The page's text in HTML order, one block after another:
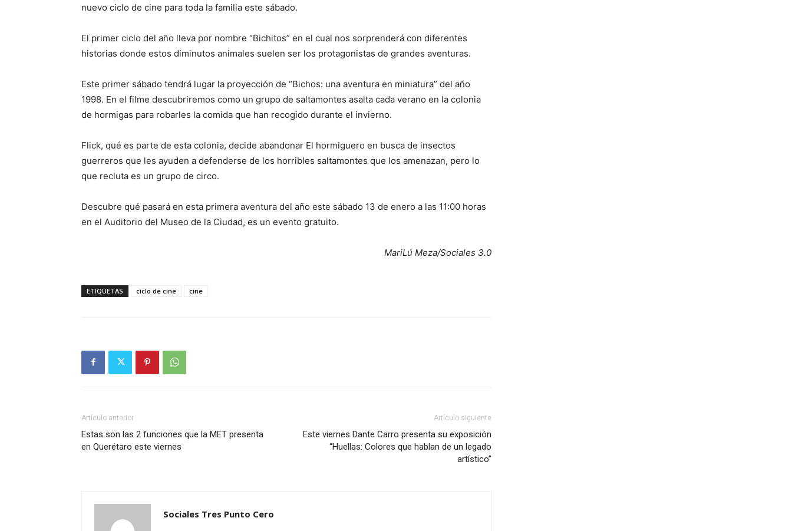
nuevo ciclo de cine para toda la familia este sábado.
El primer ciclo del año lleva por nombre “Bichitos” en el cual nos sorprenderá con diferentes
historias donde estos diminutos animales suelen ser los protagonistas de grandes aventuras.
Este primer sábado tendrá lugar la proyección de “Bichos: una aventura en miniatura” del año
1998. En el filme descubriremos como un grupo de saltamontes asalta cada verano en la colonia
de hormigas para robarles la comida que han recogido durante el invierno.
Flick, qué es parte de esta colonia, decide abandonar El hormiguero en busca de insectos
guerreros que les ayuden a defenderse de los horribles saltamontes que los amenazan, pero lo
que recluta es un grupo de circo.
Descubre qué pasará en esta primera aventura del año este sábado 13 de enero a las 11:00 horas
en el Auditorio del Museo de la Ciudad, es un evento gratuito.
MariLú Meza/Sociales 3.0
ETIQUETAS ciclo de cine cine
Artículo anterior
Estas son las 2 funciones que la MET presenta
en Querétaro este viernes
Artículo siguiente
Este viernes Dante Carro presenta su exposición
“Huellas: Colores que hablan de un legado
artístico”
Sociales Tres Punto Cero